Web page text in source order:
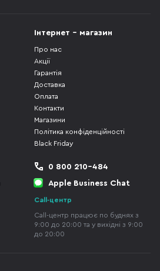
Інтернет - магазин
Про нас
Акції
Гарантія
Доставка
Оплата
Контакти
Магазини
Політика конфіденційності
Black Friday
0 800 210-484
Apple Business Chat
Call-центр
Call-центр працює по буднях з
9:00 до 20:00 та у вихідні з 9:00
до 20:00